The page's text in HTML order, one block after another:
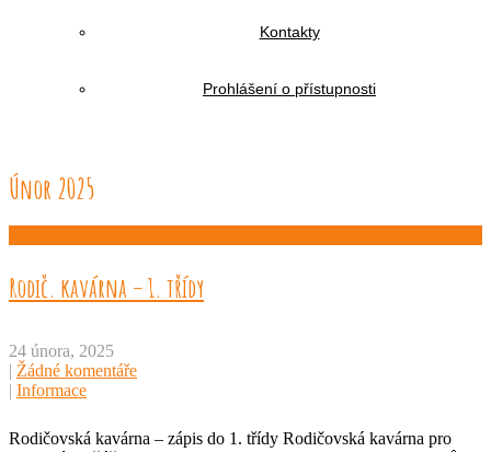
Kontakty
Prohlášení o přístupnosti
Únor 2025
Rodič. kavárna – 1. třídy
24 února, 2025
| Žádné komentáře
| Informace
Rodičovská kavárna – zápis do 1. třídy Rodičovská kavárna pro